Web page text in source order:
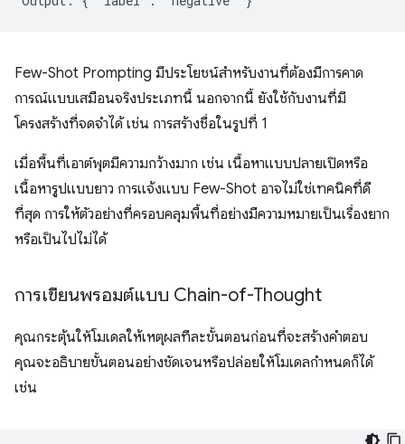
Few-Shot Prompting มีประโยชน์สำหรับงานที่ต้องมีการคาด
การณ์แบบเสมือนจริงประเภทนี้ นอกจากนี้ ยังใช้กับงานที่มี
โครงสร้างที่จดจำได้ เช่น การสร้างชื่อในรูปที่ 1
เมื่อพื้นที่เอาต์พุตมีความกว้างมาก เช่น เนื้อหาแบบปลายเปิดหรือ
เนื้อหารูปแบบยาว การแจ้งแบบ Few-Shot อาจไม่ใช่เทคนิคที่ดี
ที่สุด การให้ตัวอย่างที่ครอบคลุมพื้นที่อย่างมีความหมายเป็นเรื่องยาก
หรือเป็นไปไม่ได้
การเขียนพรอมต์แบบ Chain-of-Thought
คุณกระตุ้นให้โมเดลให้เหตุผลทีละขั้นตอนก่อนที่จะสร้างคำตอบ
คุณจะอธิบายขั้นตอนอย่างชัดเจนหรือปล่อยให้โมเดลกำหนดก็ได้
เช่น